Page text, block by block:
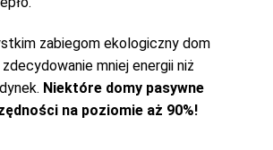
zabiegom ekologiczny dom
mniej energii niż
Niektóre domy pasywne
na poziomie aż 90%!